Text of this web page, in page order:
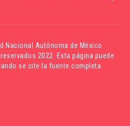
Nacional Autónoma de México
2022. Esta página puede
se cite la fuente completa.